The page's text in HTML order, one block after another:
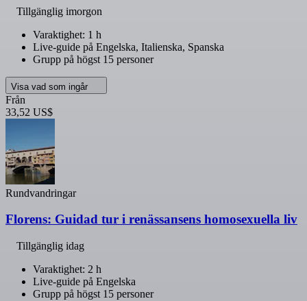
Tillgänglig imorgon
Varaktighet: 1 h
Live-guide på Engelska, Italienska, Spanska
Grupp på högst 15 personer
Visa vad som ingår
Från
33,52 US$
Rundvandringar
Florens: Guidad tur i renässansens homosexuella liv
Tillgänglig idag
Varaktighet: 2 h
Live-guide på Engelska
Grupp på högst 15 personer